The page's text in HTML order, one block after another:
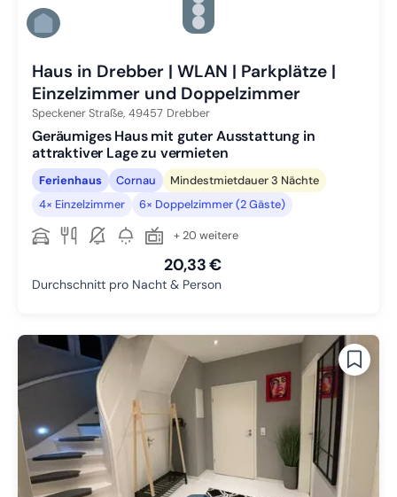
Zu Slide 4 wechseln
Zu Slide 5 wechseln
Zu Slide 6 wechseln
Haus in Drebber | WLAN | Parkplätze |
Einzelzimmer und Doppelzimmer
Speckener Straße, 49457 Drebber
Geräumiges Haus mit guter Ausstattung in
attraktiver Lage zu vermieten
Ferienhaus Cornau
Mindestmietdauer 3 Nächte
4× Einzelzimmer
6× Doppelzimmer (2 Gäste)
+ 20 weitere
20,33 €
Durchschnitt pro Nacht & Person